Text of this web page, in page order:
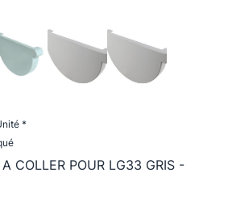
*
COLLER POUR LG33 GRIS -